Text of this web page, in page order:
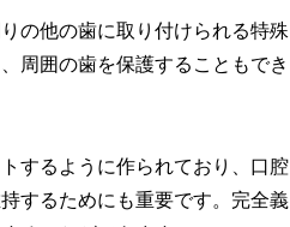
の他の歯に取り付けられる特殊
周囲の歯を保護することもでき
するように作られており、口腔
するためにも重要です。完全義